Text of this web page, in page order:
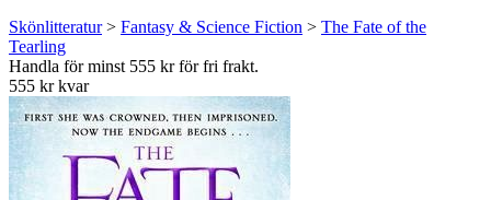
Skönlitteratur> Fantasy & Science Fiction > The Fate of the
Tearling
Handla för minst 555 kr för fri frakt.
555 kr kvar